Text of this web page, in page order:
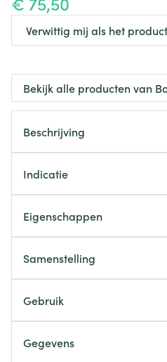
Verwittig mij als het
Bekijk alle producten van
Beschrijving
Indicatie
Eigenschappen
Samenstelling
Gebruik
Gegevens